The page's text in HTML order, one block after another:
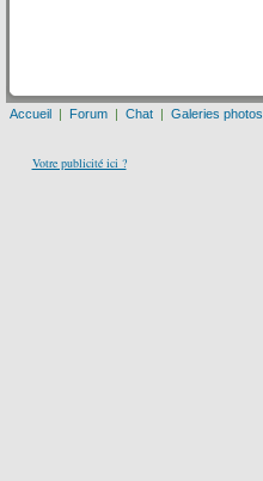
Accueil | Forum | Chat | Galeries photos
Votre publicité ici ?